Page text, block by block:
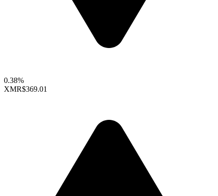
0.38%
XMR$369.01